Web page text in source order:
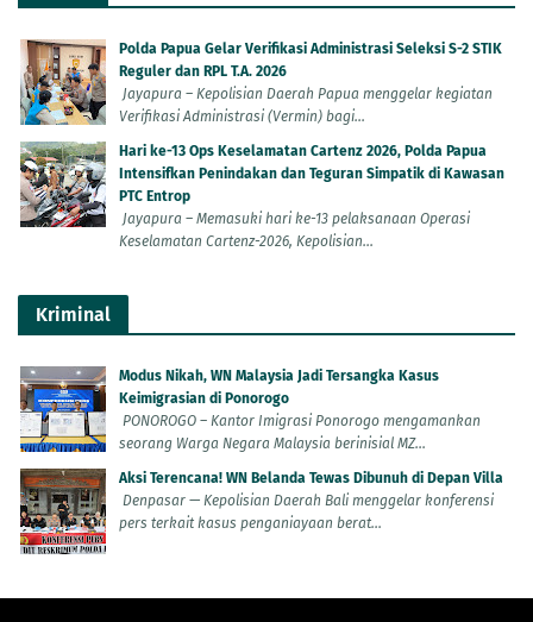
Polda Papua Gelar Verifikasi Administrasi Seleksi S-2 STIK
Reguler dan RPL T.A. 2026
Jayapura – Kepolisian Daerah Papua menggelar kegiatan
Verifikasi Administrasi (Vermin) bagi...
Hari ke-13 Ops Keselamatan Cartenz 2026, Polda Papua
Intensifkan Penindakan dan Teguran Simpatik di Kawasan
PTC Entrop
Jayapura – Memasuki hari ke-13 pelaksanaan Operasi
Keselamatan Cartenz-2026, Kepolisian...
Kriminal
Modus Nikah, WN Malaysia Jadi Tersangka Kasus
Keimigrasian di Ponorogo
PONOROGO – Kantor Imigrasi Ponorogo mengamankan
seorang Warga Negara Malaysia berinisial MZ...
Aksi Terencana! WN Belanda Tewas Dibunuh di Depan Villa
Denpasar — Kepolisian Daerah Bali menggelar konferensi
pers terkait kasus penganiayaan berat...